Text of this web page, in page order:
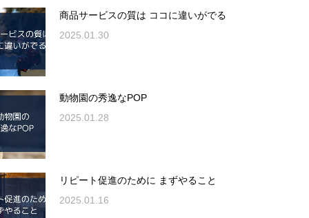
商品サービスの質は ココに違いがでる
2025.01.30
動物園の秀逸なPOP
2025.01.28
リピート促進のために まずやること
2025.01.16